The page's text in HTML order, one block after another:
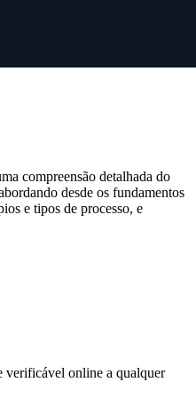
compreensão detalhada do
desde os fundamentos
e tipos de processo, e
verificável online a qualquer